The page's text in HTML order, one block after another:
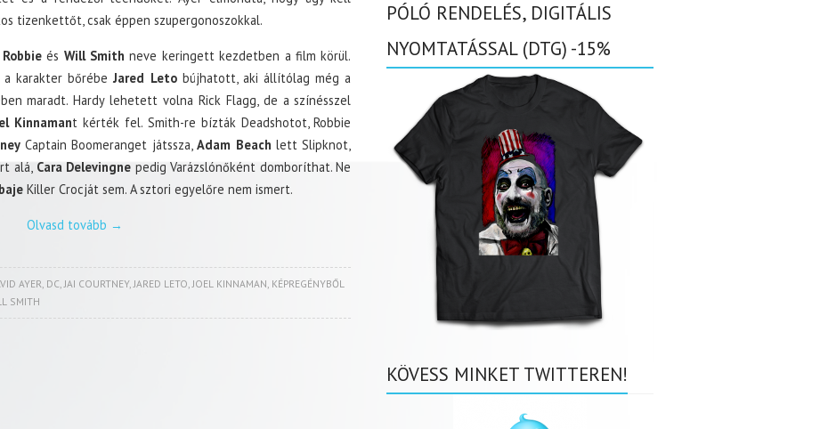
tizenkettőt, csak éppen szupergonoszokkal.
és Will Smith neve keringett kezdetben a film körül.
a karakter bőrébeJared Letobújhatott, aki állítólag még a
maradt. Hardy lehetett volna Rick Flagg, de a színésszel
Kinnamant kérték fel. Smith-re bízták Deadshotot, Robbie
Captain Boomeranget játssza,Adam Beach lett Slipknot,
alá, Cara Delevingne pedig Varázslónőként domboríthat. Ne
Killer Crocját sem. A sztori egyelőre nem ismert.
Olvasd tovább →
AYER, DC,JAI COURTNEY,JARED LETO,JOEL KINNAMAN, KÉPREGÉNYBŐL
SMITH
PÓLÓ RENDELÉS, DIGITÁLIS
NYOMTATÁSSAL (DTG) -15%
KÖVESS MINKET TWITTEREN!